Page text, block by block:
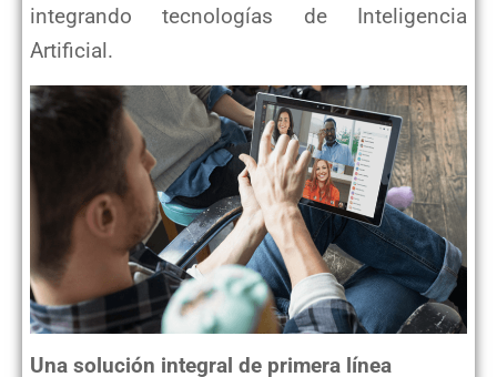
integrando tecnologías de Inteligencia
Artificial.
Una solución integral de primera línea